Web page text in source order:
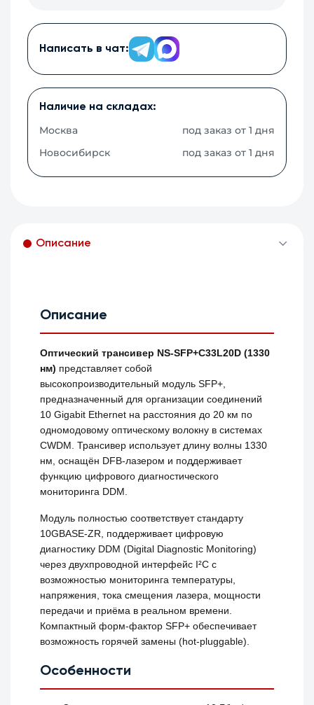
Написать в чат:
Наличие на складах:
Москва
под заказ от 1 дня
Новосибирск
под заказ от 1 дня
Описание
Описание
Оптический трансивер NS-SFP+C33L20D (1330
нм) представляет собой
высокопроизводительный модуль SFP+,
предназначенный для организации соединений
10 Gigabit Ethernet на расстояния до 20 км по
одномодовому оптическому волокну в системах
CWDM. Трансивер использует длину волны 1330
нм, оснащён DFB-лазером и поддерживает
функцию цифрового диагностического
мониторинга DDM.
Модуль полностью соответствует стандарту
10GBASE-ZR, поддерживает цифровую
диагностику DDM (Digital Diagnostic Monitoring)
через двухпроводной интерфейс I²C с
возможностью мониторинга температуры,
напряжения, тока смещения лазера, мощности
передачи и приёма в реальном времени.
Компактный форм-фактор SFP+ обеспечивает
возможность горячей замены (hot-pluggable).
Особенности